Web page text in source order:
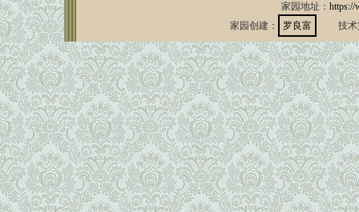
家园地址： https://
家园创建：
罗良富 技术